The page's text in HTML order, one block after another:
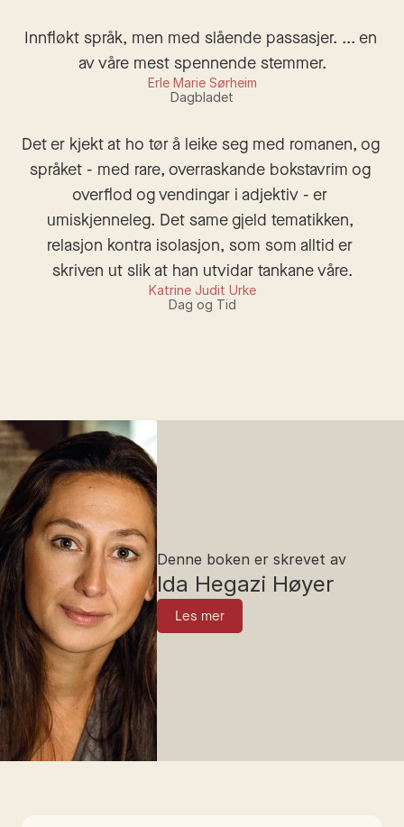
Innfløkt språk, men med slående passasjer. ... en
av våre mest spennende stemmer.
Erle Marie Sørheim
Dagbladet
Det er kjekt at ho tør å leike seg med romanen, og
språket - med rare, overraskande bokstavrim og
overflod og vendingar i adjektiv - er
umiskjenneleg. Det same gjeld tematikken,
relasjon kontra isolasjon, som som alltid er
skriven ut slik at han utvidar tankane våre.
Katrine Judit Urke
Dag og Tid
Denne boken er skrevet av
Ida Hegazi Høyer
Les mer